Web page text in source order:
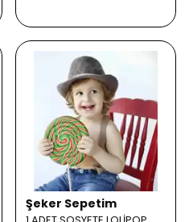
Şeker Sepetim